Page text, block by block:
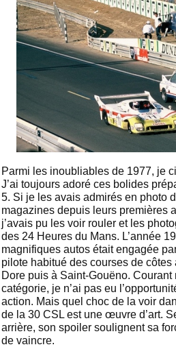
Parmi les inoubliables de 1977, je
J’ai toujours adoré ces bolides
5. Si je les avais admirés en photo
magazines depuis leurs premières
j’avais pu les voir rouler et les
des 24 Heures du Mans. L’année
magnifiques autos était engagée
pilote habitué des courses de côtes
Dore puis à Saint-Gouëno.
catégorie, je n’ai pas eu
action. Mais quel choc de la voir
de la 30 CSL est une œuvre d’art.
arrière, son spoiler soulignent sa
de vaincre.